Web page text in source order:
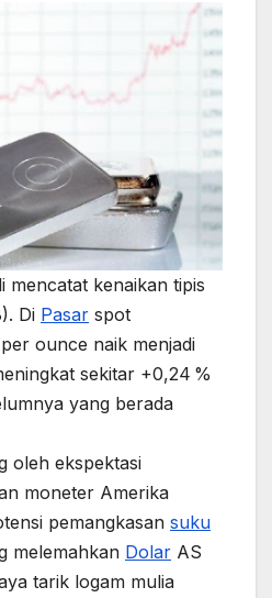
mencatat kenaikan tipis
Di Pasar spot
ounce naik menjadi
sekitar +0,24 %
yang berada
oleh ekspektasi
moneter Amerika
pemangkasan suku
melemahkan Dolar AS
tarik logam mulia